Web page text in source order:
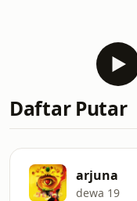
Daftar Putar
arjuna
dewa 19